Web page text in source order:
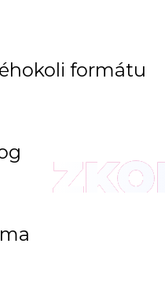
formátu